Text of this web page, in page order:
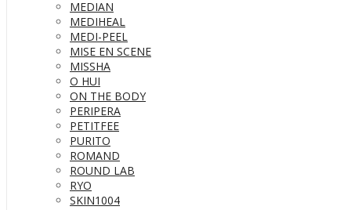
MEDIAN
MEDIHEAL
MEDI-PEEL
MISE EN SCENE
MISSHA
O HUI
ON THE BODY
PERIPERA
PETITFEE
PURITO
ROMAND
ROUND LAB
RYO
SKIN1004